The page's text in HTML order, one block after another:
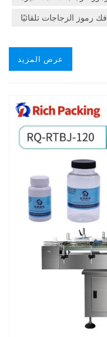
فك رموز الزجاجات تلقائيًا
عرض المزيد